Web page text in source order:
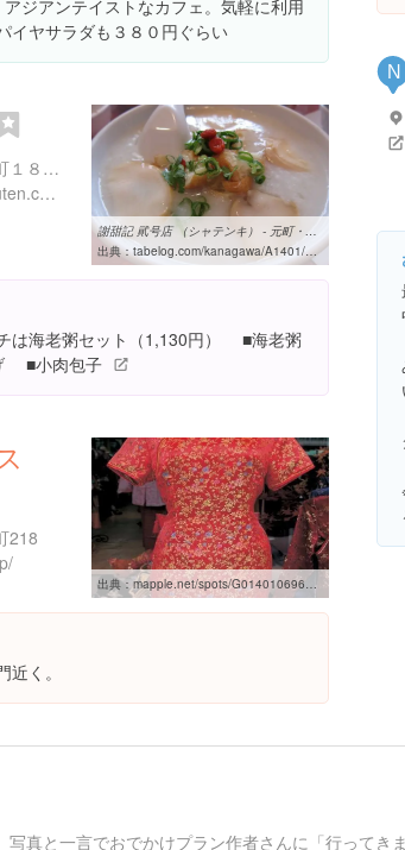
ジアンテイストなカフェ。気軽に利用
イヤサラダも３８０円ぐらい
N
神奈川県横浜市中区山下町１８９-９ 1階
http://www.shatenki-nigouten.co.jp/
謝甜記 貮号店 （シャテンキ） - 元町・中華街/中華粥 [食べログ]
出典：tabelog.com/kanagawa/A1401/A140105/14000676
は海老粥セット（1,130円） ■海老粥
■小肉包子
218
出典： mapple.net/spots/G01401069604.htm
く。
写真と一言でおでかけプラン作者さんに「行ってき